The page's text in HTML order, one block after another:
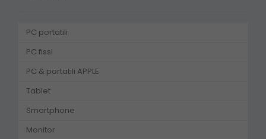
PC portatili
PC fissi
PC & portatili APPLE
Tablet
Smartphone
Monitor